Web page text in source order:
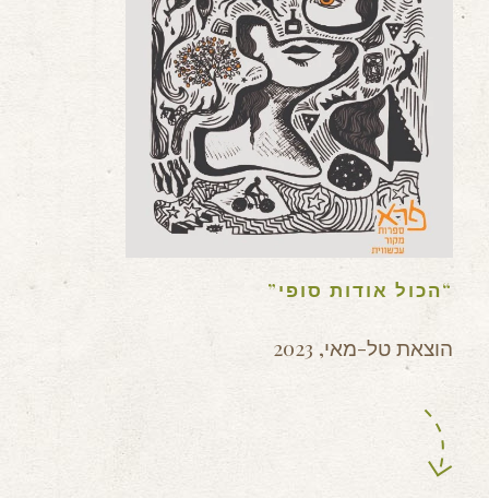
“הכול אודות סופי”
הוצאת טל-מאי, 2023